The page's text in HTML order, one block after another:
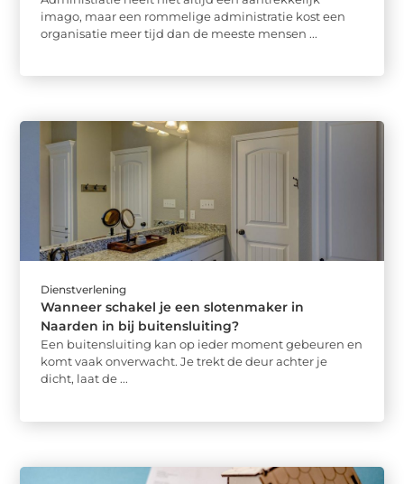
imago, maar een rommelige administratie kost een
organisatie meer tijd dan de meeste mensen ...
Dienstverlening
Wanneer schakel je een slotenmaker in
Naarden in bij buitensluiting?
Een buitensluiting kan op ieder moment gebeuren en
komt vaak onverwacht. Je trekt de deur achter je
dicht, laat de ...